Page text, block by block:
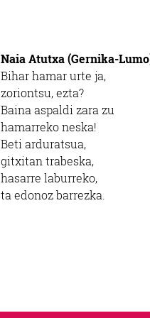
Naia Atutxa (Gernika-
Bihar hamar urte ja,
zoriontsu, ezta?
Baina aspaldi zara zu
hamarreko neska!
Beti arduratsua,
gitxitan trabeska,
hasarre laburreko,
ta edonoz barrezka.